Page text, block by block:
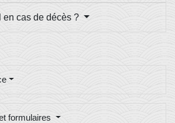
en cas de décès ?
formulaires